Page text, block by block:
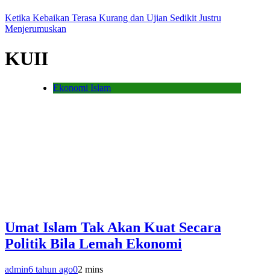
Ketika Kebaikan Terasa Kurang dan Ujian Sedikit Justru
Menjerumuskan
KUII
Ekonomi Islam
Umat Islam Tak Akan Kuat Secara
Politik Bila Lemah Ekonomi
admin6 tahun ago02 mins